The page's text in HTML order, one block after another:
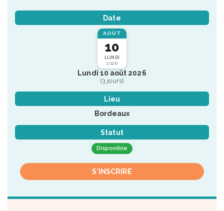
Date
AOÛT
10
LUNDI
2026
Lundi 10 août 2026
(3 jours)
Lieu
Bordeaux
Statut
Disponible
S'INSCRIRE